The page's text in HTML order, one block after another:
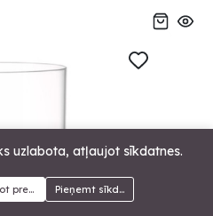
Meklēt Grozs
uzlabota, atļaujot sīkdatnes.
preferencesPieņemt sīkdatnes